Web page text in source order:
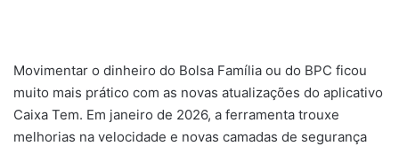
Movimentar o dinheiro do Bolsa Família ou do BPC ficou
muito mais prático com as novas atualizações do aplicativo
Caixa Tem. Em janeiro de 2026, a ferramenta trouxe
melhorias na velocidade e novas camadas de segurança